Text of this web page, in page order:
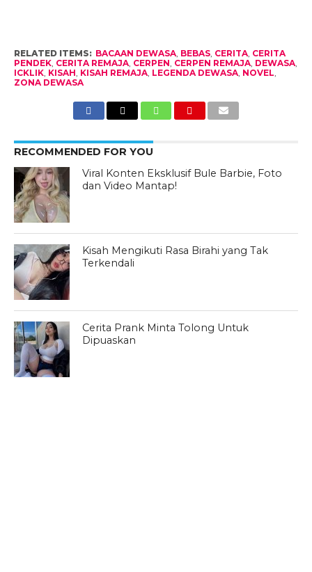
RELATED ITEMS: BACAAN DEWASA, BEBAS, CERITA, CERITA
PENDEK, CERITA REMAJA, CERPEN, CERPEN REMAJA, DEWASA,
ICKLIK, KISAH, KISAH REMAJA, LEGENDA DEWASA, NOVEL,
ZONA DEWASA
RECOMMENDED FOR YOU
Viral Konten Eksklusif Bule Barbie, Foto
dan Video Mantap!
Kisah Mengikuti Rasa Birahi yang Tak
Terkendali
Cerita Prank Minta Tolong Untuk
Dipuaskan